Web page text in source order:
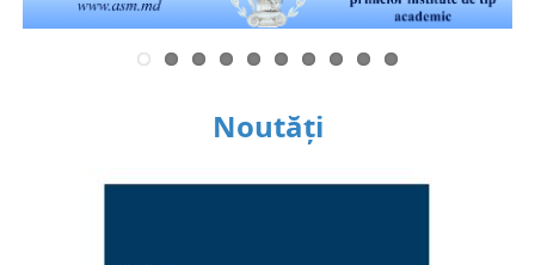
Previous Next
Noutăți